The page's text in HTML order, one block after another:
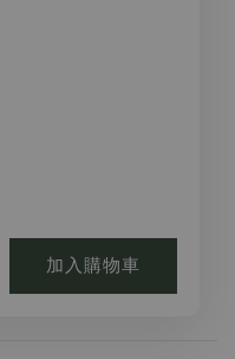
加入購物車